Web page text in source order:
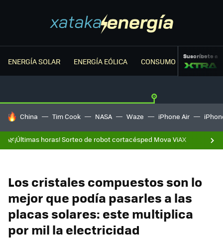
ENERGÍA SOLAR ENERGÍA EÓLICA CONSUMO ENERGÉTICO
Suscríbete a
HOY SE HABLA DE
China Tim Cook NASA Waze iPhone Air
🌿¡Últimas horas! Sorteo de robot cortacésped Mova ViAX
Los cristales compuestos son lo
mejor que podía pasarles a las
placas solares: este multiplica
por mil la electricidad